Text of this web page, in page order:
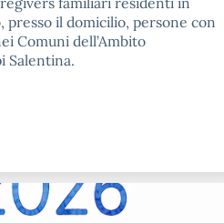
presso il domicilio, persone con
Comuni dell’Ambito
Salentina.